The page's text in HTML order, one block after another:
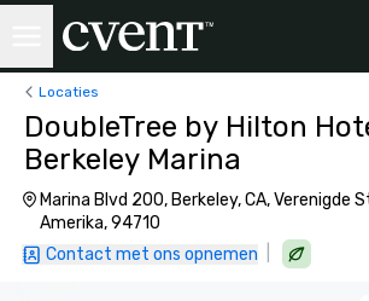
Locaties
DoubleTree by Hilton
Berkeley Marina
Marina Blvd 200, Berkeley, CA, Verenigde
Amerika, 94710
Contact met ons opnemen